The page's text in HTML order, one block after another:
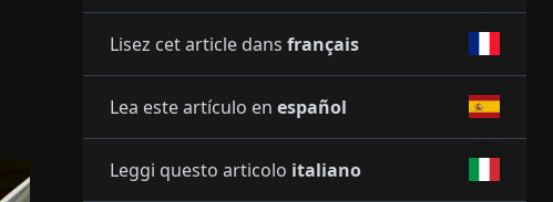
Lisez cet article dans français
Lea este artículo en español
Leggi questo articolo italiano